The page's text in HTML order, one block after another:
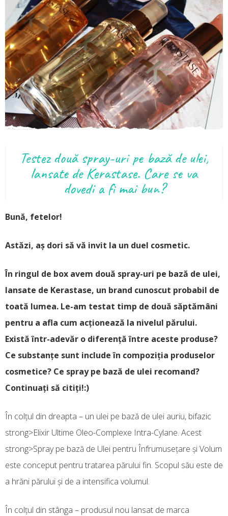
Testez două spray-uri pe bază de ulei,
lansate de Kerastase. Care se va
dovedi a fi mai bun?
Bună, fetelor!
Astăzi, aş dori să vă invit la un duel cosmetic.
În ringul de box avem două spray-uri pe bază de ulei,
lansate de Kerastase, un brand cunoscut probabil de
toată lumea. Le-am testat timp de două săptămâni
pentru a afla cum acţionează la nivelul părului.
Există într-adevăr o diferenţă între aceste produse?
Ce substanţe sunt include în compoziţia produselor
cosmetice? Ce spray pe bază de ulei recomand?
Continuaţi să citiţi!:)
În colţul din dreapta – un ulei pe bază de ulei auriu, bifazic
strong>Elixir Ultime Oleo-Complexe Intra-Cylane. Acest
strong>Spray pe bază de Ulei pentru Înfrumuseţare şi Volum
este conceput pentru tratarea părului fin. Scopul său este de
a hrăni părului şi de a intensifica volumul.
În colţul din stânga – produsul nou lansat de marca